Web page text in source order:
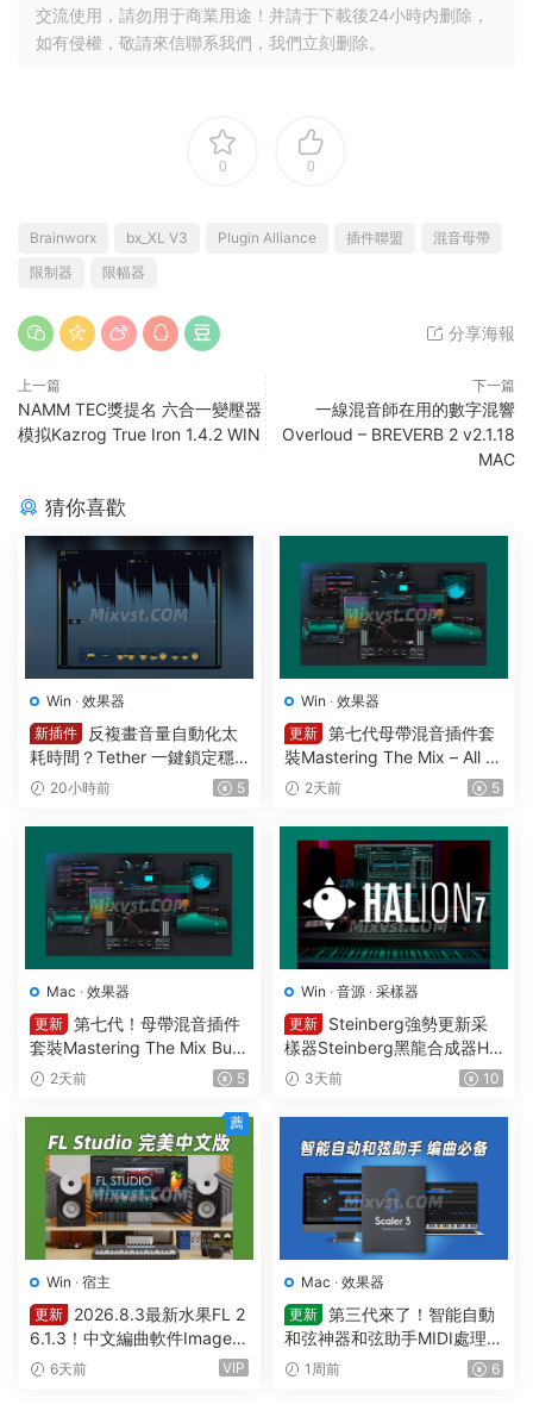
交流使用，請勿用于商業用途！并請于下載後24小時内删除，
如有侵權，敬請來信聯系我們，我們立刻删除。
0 0
Brainworx bx_XL V3 Plugin Alliance 插件聯盟
混音母帶
限制器
限幅器
分享海報
上一篇
NAMM TEC獎提名 六合一變壓器
模拟Kazrog True Iron 1.4.2 WIN
下一篇
一線混音師在用的數字混響
Overloud – BREVERB 2 v2.1.18
MAC
猜你喜歡
Win · 效果器
新插件
反複畫音量自動化太
耗時間？Tether 一鍵鎖定穩
定響度1可視化智能電平均衡
ones – Tether v 1.2.1 WIN
20小時前 5
Win · 效果器
更新 第七代母帶混音插件套
裝Mastering The Mix – All Pl
ugins Bundle v2026.08.03
2天前 5
Mac · 效果器
更新 第七代！母帶混音插件
套裝Mastering The Mix Bun
dle v2026.08.03 U2B MAC-
2天前 5
Win · 音源 · 采樣器
更新
Steinberg強勢更新采
樣器Steinberg黑龍合成器HA
Lion v7.5.0 WIN
3天前 10
Win · 宿主
更新
2026.8.3最新水果FL 2
6.1.3！中文編曲軟件Image-L
ine – FL Studio Producer Edi
6天前 VIP
薦
Mac · 效果器
更新 第三代來了！智能自動
和弦神器和弦助手MIDI處理Pl
ugin Boutique – Scaler 3 v3.
1周前 6